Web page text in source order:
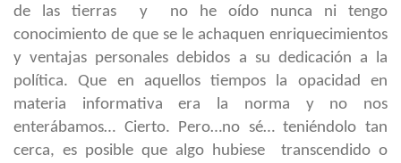
de las tierras y no he oído nunca ni tengo
conocimiento de que se le achaquen enriquecimientos
y ventajas personales debidos a su dedicación a la
política. Que en aquellos tiempos la opacidad en
materia informativa era la norma y no nos
enterábamos… Cierto. Pero…no sé… teniéndolo tan
cerca, es posible que algo hubiese transcendido o